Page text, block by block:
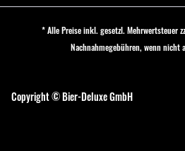
* Alle Preise inkl. gesetzl. Mehrwertsteuer
Nachnahmegebühren, wenn nicht
Copyright © Bier-Deluxe GmbH